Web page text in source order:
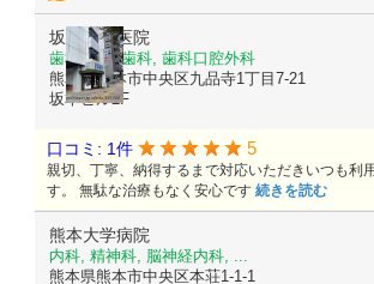
坂本歯科医院
歯科, 小児歯科, 歯科口腔外科
熊本県熊本市中央区九品寺1丁目7-21
坂本ビル2F
口コミ: 1件 5
親切、丁寧、納得するまで対応いただきいつも利
す。 無駄な治療もなく安心です 続きを読む
熊本大学病院
内科, 精神科, 脳神経内科, ...
熊本県熊本市中央区本荘1-1-1